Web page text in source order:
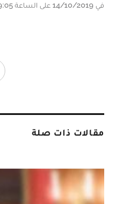
في 14/10/2019 على الساعة 09:05
مقالات ذات صلة